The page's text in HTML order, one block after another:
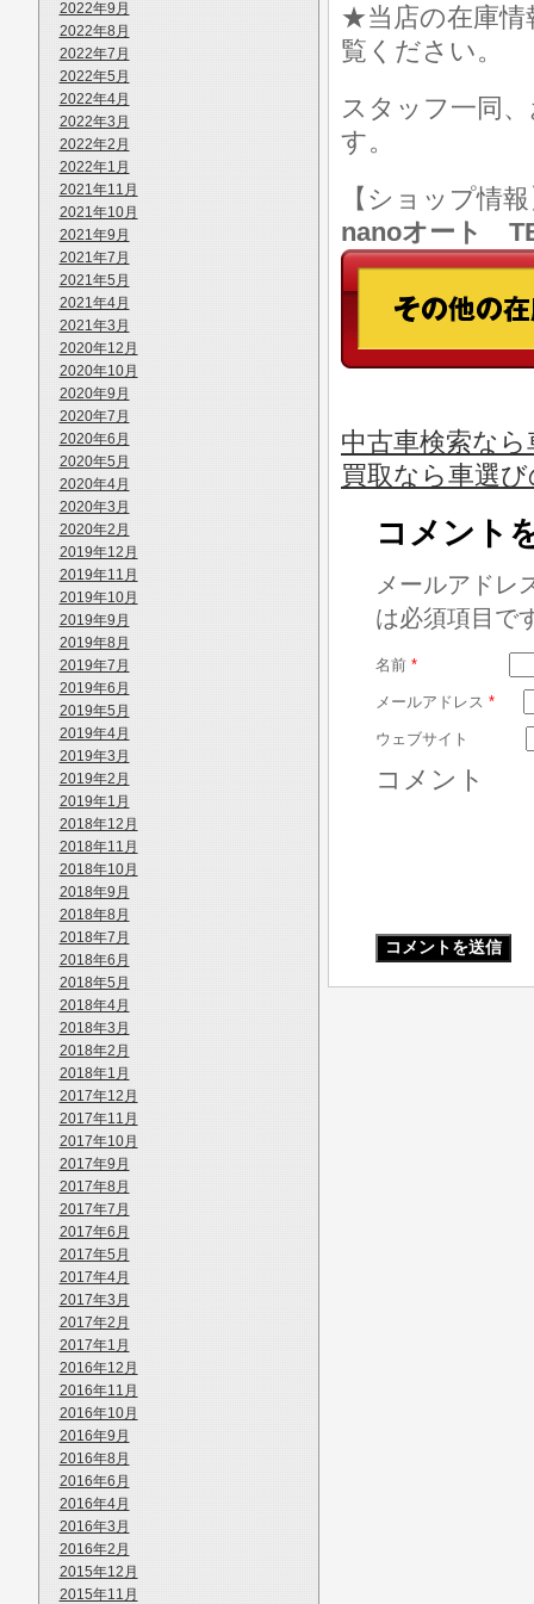
2022年9月
2022年8月
2022年7月
2022年5月
2022年4月
2022年3月
2022年2月
2022年1月
2021年11月
2021年10月
2021年9月
2021年7月
2021年5月
2021年4月
2021年3月
2020年12月
2020年10月
2020年9月
2020年7月
2020年6月
2020年5月
2020年4月
2020年3月
2020年2月
2019年12月
2019年11月
2019年10月
2019年9月
2019年8月
2019年7月
2019年6月
2019年5月
2019年4月
2019年3月
2019年2月
2019年1月
2018年12月
2018年11月
2018年10月
2018年9月
2018年8月
2018年7月
2018年6月
2018年5月
2018年4月
2018年3月
2018年2月
2018年1月
2017年12月
2017年11月
2017年10月
2017年9月
2017年8月
2017年7月
2017年6月
2017年5月
2017年4月
2017年3月
2017年2月
2017年1月
2016年12月
2016年11月
2016年10月
2016年9月
2016年8月
2016年6月
2016年4月
2016年3月
2016年2月
2015年12月
2015年11月
★当店の在庫情
覧ください。
スタッフ一同
す。
【ショップ情
nanoオート
中古車検索な
買取なら車選
コメント
メールアドレ
は必須項目で
名前 *
メールアドレス *
ウェブサイト
コメント